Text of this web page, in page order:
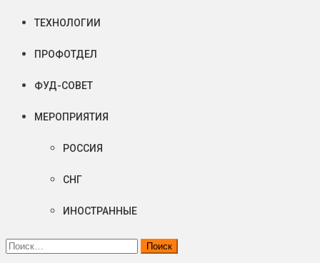
ТЕХНОЛОГИИ
ПРОФОТДЕЛ
ФУД-СОВЕТ
МЕРОПРИЯТИЯ
РОССИЯ
СНГ
ИНОСТРАННЫЕ
Найти: